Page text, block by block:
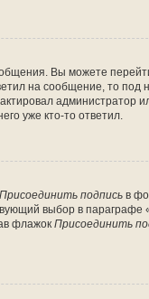
Вы можете
на сообщение, то
администратор
уже кто-то ответил.
Присоединить подпись в
выбор в параграфе
флажок Присоединить